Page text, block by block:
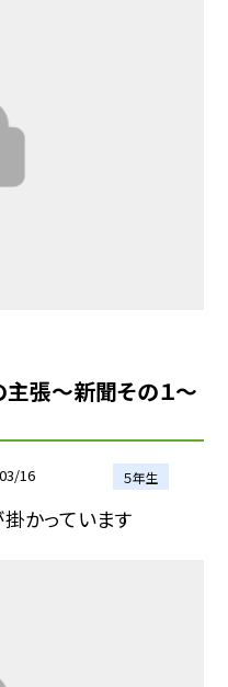
主張〜新聞その１〜
16 ５年生
かっています